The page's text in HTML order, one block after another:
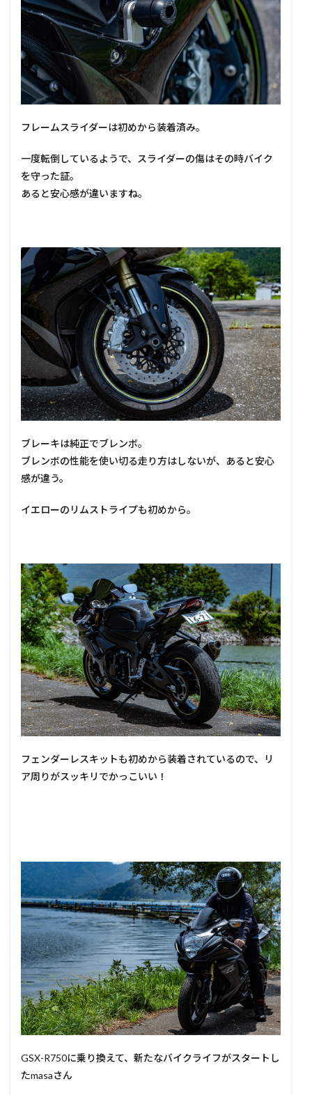
フレームスライダーは初めから装着済み。
一度転倒しているようで、スライダーの傷はその時バイク
を守った証。
あると安心感が違いますね。
ブレーキは純正でブレンボ。
ブレンボの性能を使い切る走り方はしないが、あると安心
感が違う。
イエローのリムストライプも初めから。
フェンダーレスキットも初めから装着されているので、リ
ア周りがスッキリでかっこいい！
GSX-R750に乗り換えて、新たなバイクライフがスタートし
たmasaさん